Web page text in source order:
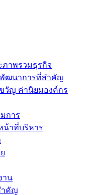
าพรวมธุรกิจ
พัฒนาการที่สำคัญ
วัญ ค่านิยมองค์กร
การ
น้าที่บริหาร
าน
ำคัญ